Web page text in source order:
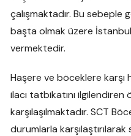
çalışmaktadır. Bu sebeple
başta olmak üzere
vermektedir.
Haşere ve böceklere
ilacı tatbikatını ilgilendiren
karşılaşılmaktadır. SCT
durumlarla karşılaştırılarak